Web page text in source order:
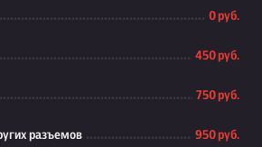
0 руб.
450 руб.
750 руб.
разъемов 950 руб.